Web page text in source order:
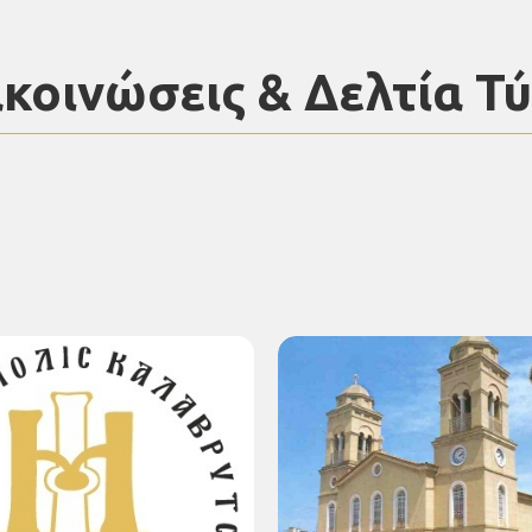
& Δελτία